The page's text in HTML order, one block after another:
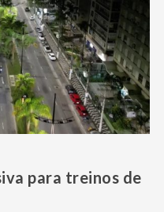
para treinos de